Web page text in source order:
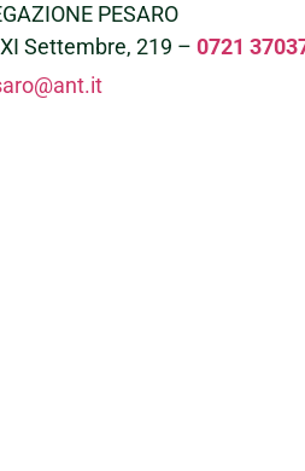
PESARO
Settembre, 219 – 0721